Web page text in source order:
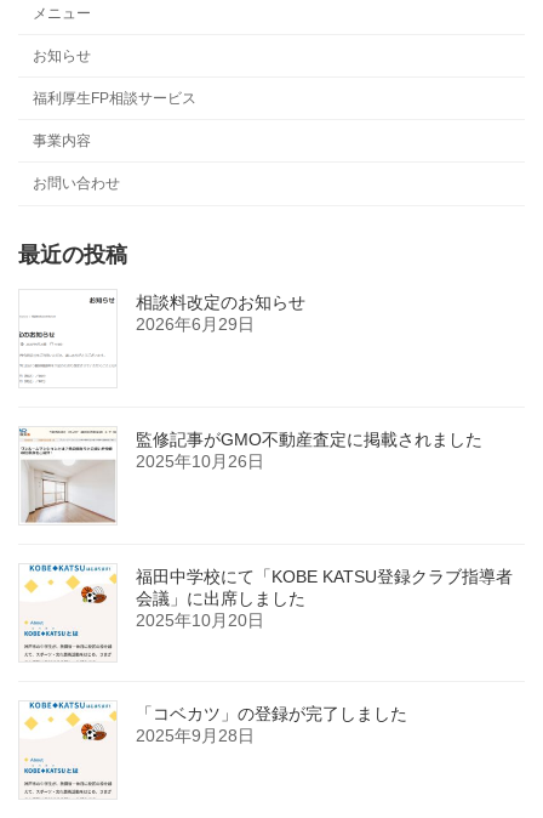
メニュー
お知らせ
福利厚生FP相談サービス
事業内容
お問い合わせ
最近の投稿
相談料改定のお知らせ
2026年6月29日
監修記事がGMO不動産査定に掲載されました
2025年10月26日
福田中学校にて「KOBE KATSU登録クラブ指導者
会議」に出席しました
2025年10月20日
「コベカツ」の登録が完了しました
2025年9月28日